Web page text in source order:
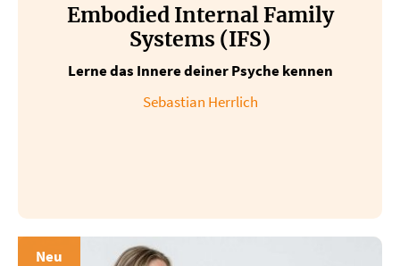
Embodied Internal Family
Systems (IFS)
Lerne das Innere deiner Psyche kennen
Sebastian Herrlich
Neu